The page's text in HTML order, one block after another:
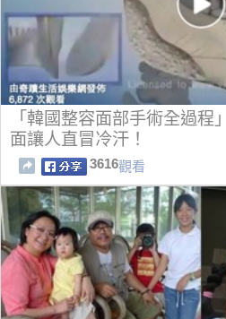
「韓國整容面部手術全過程
面讓人直冒冷汗！
3616觀看